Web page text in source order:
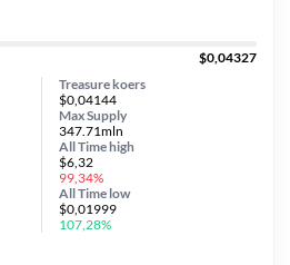
$0,04327
Treasure koers
$0,04144
Max Supply
347.71mln
All Timehigh
$6,32
99,34%
All Time low
$0,01999
107,28%